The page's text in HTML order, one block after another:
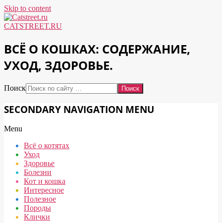
Skip to content
CATSTREET.RU
ВСЁ О КОШКАХ: СОДЕРЖАНИЕ,
УХОД, ЗДОРОВЬЕ.
Поиск
SECONDARY NAVIGATION MENU
Menu
Всё о котятах
Уход
Здоровье
Болезни
Кот и кошка
Интересное
Полезное
Породы
Клички